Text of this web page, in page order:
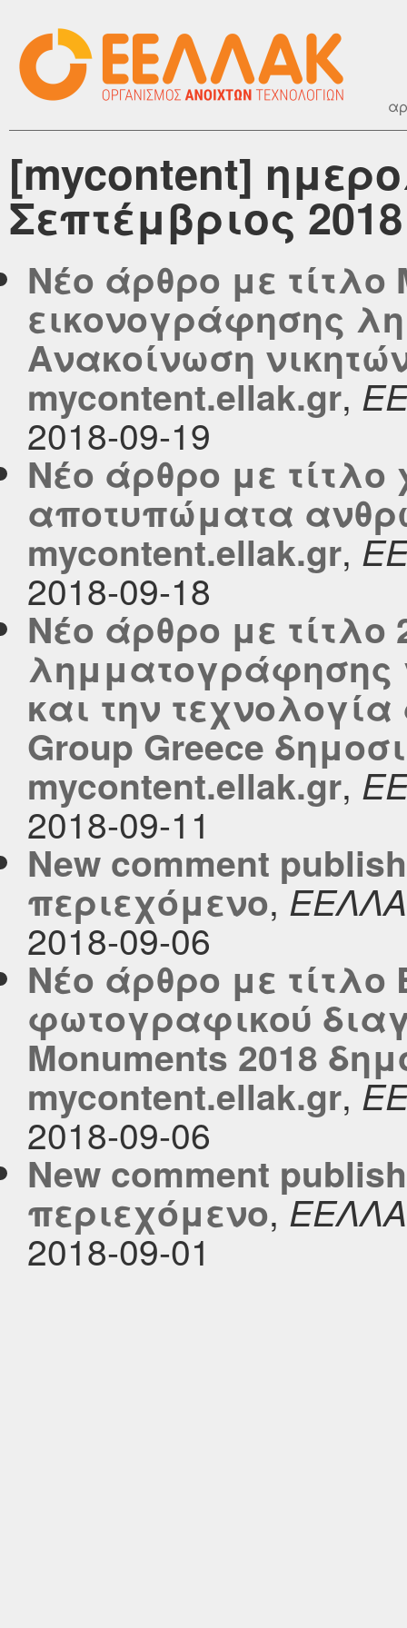
[mycontent]
Σεπτέμβριος 2018
Νέο άρθρο με
εικονογράφησης
Ανακοίνωση
mycontent.ellak.gr,
2018-09-19
Νέο άρθρο με
αποτυπώματα
mycontent.ellak.gr,
2018-09-18
Νέο άρθρο με
λημματογράφησης
και την
Group Greece
mycontent.ellak.gr,
2018-09-11
New comment
περιεχόμενο,
2018-09-06
Νέο άρθρο με τίτλο
φωτογραφικού
Monuments 2018
mycontent.ellak.gr,
2018-09-06
New comment
περιεχόμενο,
2018-09-01